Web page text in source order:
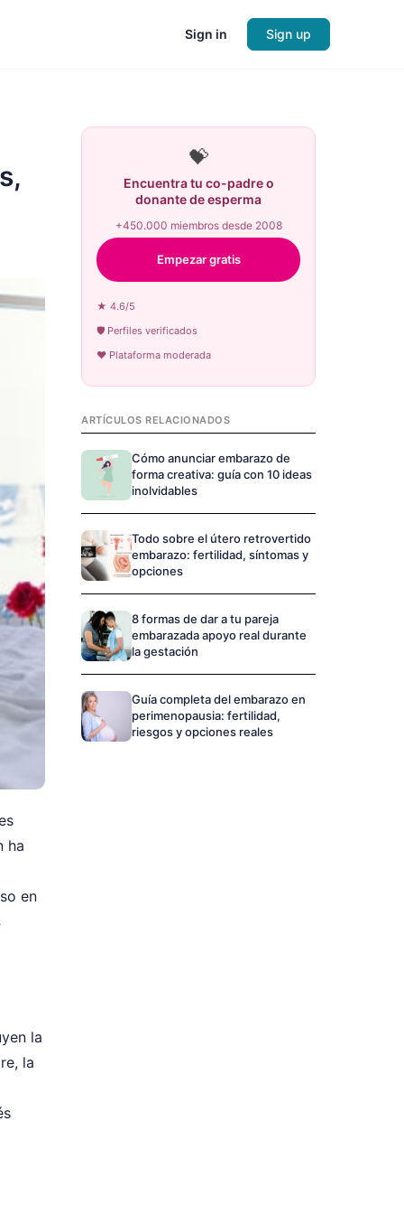
Sign in Sign up
ha
en
la
la
💝
Encuentra tu co-padre o
donante de esperma
+450.000 miembros desde 2008
Empezar gratis
★ 4.6/5
🛡 Perfiles verificados
♥ Plataforma moderada
ARTÍCULOS RELACIONADOS
Cómo anunciar embarazo de
forma creativa: guía con 10 ideas
inolvidables
Todo sobre el útero retrovertido
embarazo: fertilidad, síntomas y
opciones
8 formas de dar a tu pareja
embarazada apoyo real durante
la gestación
Guía completa del embarazo en
perimenopausia: fertilidad,
riesgos y opciones reales